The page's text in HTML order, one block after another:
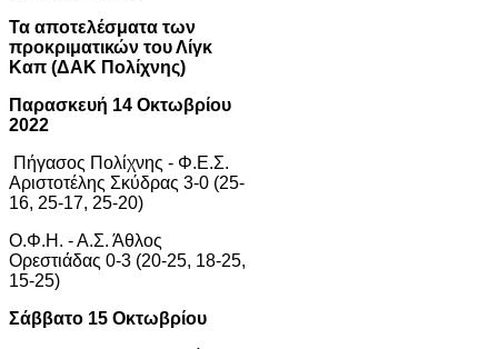
Τα αποτελέσματα των
προκριματικών του Λίγκ
Καπ (ΔΑΚ Πολίχνης)
Παρασκευή 14 Οκτωβρίου
2022
Πήγασος Πολίχνης - Φ.Ε.Σ.
Αριστοτέλης Σκύδρας 3-0 (25-
16, 25-17, 25-20)
Ο.Φ.Η. - Α.Σ. Άθλος
Ορεστιάδας 0-3 (20-25, 18-25,
15-25)
Σάββατο 15 Οκτωβρίου